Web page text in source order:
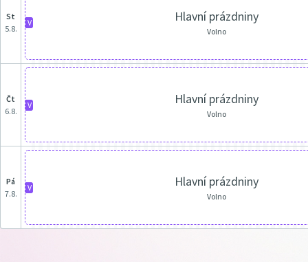
st
5.8.
V Hlavní prázdniny
Volno
čt
6.8.
V Hlavní prázdniny
Volno
pá
7.8.
V Hlavní prázdniny
Volno